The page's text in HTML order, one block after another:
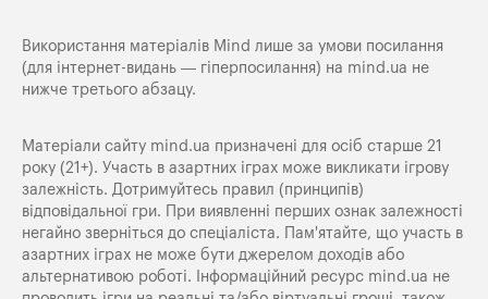
Використання матеріалів Mind лише за умови посилання
(для інтернет-видань — гіперпосилання) на mind.ua не
нижче третього абзацу.
Матеріали сайту mind.ua призначені для осіб старше 21
року (21+). Участь в азартних іграх може викликати ігрову
залежність. Дотримуйтесь правил (принципів)
відповідальної гри. При виявленні перших ознак залежності
негайно зверніться до спеціаліста. Пам'ятайте, що участь в
азартних іграх не може бути джерелом доходів або
альтернативою роботі. Інформаційний ресурс mind.ua не